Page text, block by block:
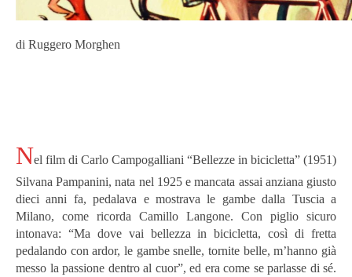
di Ruggero Morghen
Nel film di Carlo Campogalliani “Bellezze in bicicletta” (1951)
Silvana Pampanini, nata nel 1925 e mancata assai anziana giusto
dieci anni fa, pedalava e mostrava le gambe dalla Tuscia a
Milano, come ricorda Camillo Langone. Con piglio sicuro
intonava: “Ma dove vai bellezza in bicicletta, così di fretta
pedalando con ardor, le gambe snelle, tornite belle, m’hanno già
messo la passione dentro al cuor”, ed era come se parlasse di sé.